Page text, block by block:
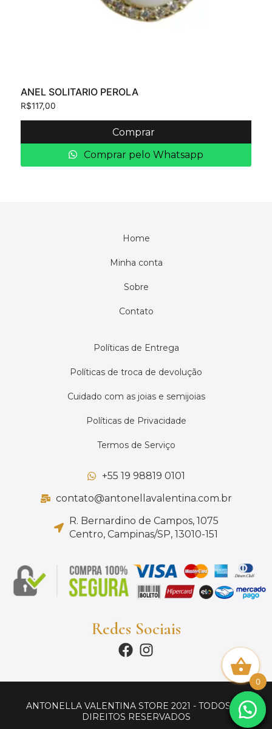
ANEL SOLITARIO PEROLA
R$117,00
Comprar
Comprar pelo Whatsapp
Home
Minha conta
Sobre
Contato
Políticas de Entrega
Políticas de troca de devolução
Cuidado com as joias e semijoias
Políticas de Privacidade
Termos de Serviço
+55 19 98819 0101
contato@antonellavalentina.com.br
R. Bernardino de Campos, 1075
Centro, Campinas/SP, 13010-151
Redes Sociais
ANTONELLA VALENTINA STORE 2021 - TODOS OS
DIREITOS RESERVADOS
0